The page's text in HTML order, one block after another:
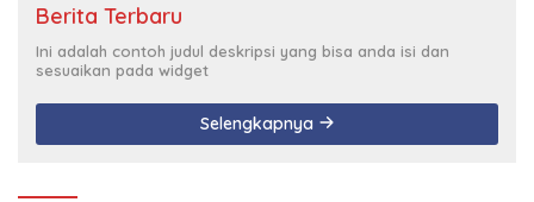
Berita Terbaru
Ini adalah contoh judul deskripsi yang bisa anda isi dan
sesuaikan pada widget
Selengkapnya